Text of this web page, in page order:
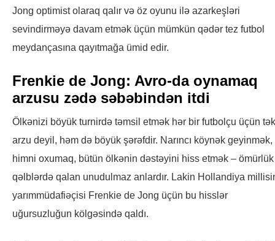
Jong optimist olaraq qalır və öz oyunu ilə azarkeşləri
sevindirməyə davam etmək üçün mümkün qədər tez futbol
meydançasına qayıtmağa ümid edir.
Frenkie de Jong: Avro-da oynamaq
arzusu zədə səbəbindən itdi
Ölkənizi böyük turnirdə təmsil etmək hər bir futbolçu üçün
arzu deyil, həm də böyük şərəfdir. Narıncı köynək geyinmək,
himni oxumaq, bütün ölkənin dəstəyini hiss etmək – ömürlük
qəlblərdə qalan unudulmaz anlardır. Lakin Hollandiya
yarımmüdafiəçisi Frenkie de Jong üçün bu hisslər
uğursuzluğun kölgəsində qaldı.